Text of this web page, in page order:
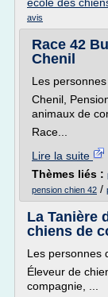
avis
Race 42
Chenil
Les
Chenil,
animaux de
Race...
Lire la suite
Thèmes liés :
pension chien 42 /
La Tanière
chiens de
Les personnes
Éleveur de
compagnie, ...